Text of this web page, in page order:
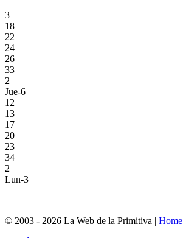
3
18
22
24
26
33
2
Jue-6
12
13
17
20
23
34
2
Lun-3
© 2003 - 2026 La Web de la Primitiva | Home